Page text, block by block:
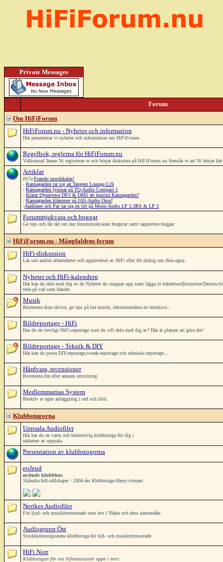
Private Messages
Forum
Om HiFiForum
HiFiForum.nu - Nyheter och information
Här presenterar vi nyheter och information om HiFiForum
Regelbok, reglerna för HiFiForum.nu
Välkomna! Innan Ni registrerar er och börjar diskutera på HiFiForum.nu föreslår vi att Ni börjar
Artiklar
(8/5):Franskt musikkalas!
- Rannagarden tar sig an Tangent Lounge L26
- Rannagarden lyssnar på TQ-Audio Compact 1
- Klarar Dynavoice DF5 & DM5 att knocka Rannagarden?
- Rannagarden klämmer på JAS-Audio Orsa?
-Audionet och Pac tar sig en titt på Moon Audio LP 5.3RS & LP 3
Forummjukvara och buggar
Ge tips och får råd om hur forummjukvaran fungerar samt rapportera buggar
HiFiForum.nu - Mångfaldens forum
HiFi-diskussion
Läs om andras erfarenheter och upplevelser av HiFi eller för dialog om dina egna.
Nyheter och HiFi-kalendern
Här kan du dela med dig av de Nyheter du snappar upp samt lägga in händelser(Konserter/Demos/
reda på vad som händer.
Musik
Recensera dina skivor, ge tips på bra musik, rekommendera en testskiva...
Bildreportage - HiFi
Har du ett trevligt HiFi-reportage som du vill dela med dig av? Här är platsen att göra det!
Bildreportage - Teknik & DIY
Här kan du posta DIY-reportage,tweak-reportage och tekniska reportage...
Hårdvara, recensioner
Recensera din eller annans utrustning
Medlemmarnas System
Beskriv er egen anläggning i ord och bild.
Klubbstugorna
Uppsala Audiofiler
Här har du en varm och hemtrevlig klubbstuga för dig i
närheten av uppsala.
Presentation av klubbstugorna
eoJeud
eoJeuds klubbhus
Skånska hifi-sällskapet - 2006-års Klubbstuge-Harry-vinnare
Nerikes Audiofiler
För ljud- och musikintresserade som bor i Närke och dess närområde.
Audiogrupp Öst
Stockholmsregionens klubbstuga för hifi- och musikintresserade
HiFi Norr
Klubbstugan för oss hifientusiaster uppe i norr.